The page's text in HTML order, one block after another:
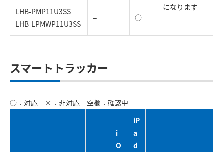
になります
LHB-PMP11U3SS
LHB-LPMWP11U3SS
– ○
スマートトラッカー
○：対応 ×：非対応 空欄：確認中
i
O
iP
a
d